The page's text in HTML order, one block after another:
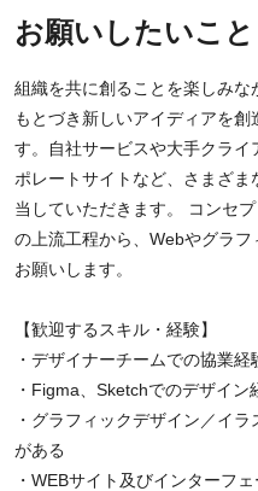
お願いしたいこと
組織を共に創ることを楽しみ
もとづき新しいアイディアを
す。自社サービスや大手クラ
ポレートサイトなど、さまざ
当していただきます。 コンセ
の上流工程から、Webやグラ
お願いします。
【歓迎するスキル・経験】
・デザイナーチームでの協業経
・Figma、Sketchでのデザイン
・グラフィックデザイン／イ
がある
・WEBサイト及びインターフ